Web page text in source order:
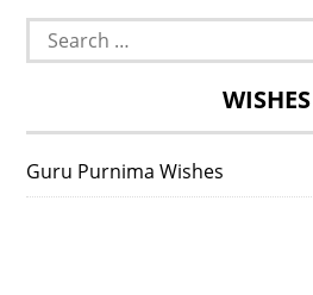
Search
for:
WISHES
Guru Purnima Wishes